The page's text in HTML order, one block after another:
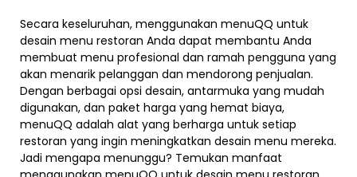
Secara keseluruhan, menggunakan menuQQ untuk
desain menu restoran Anda dapat membantu Anda
membuat menu profesional dan ramah pengguna yang
akan menarik pelanggan dan mendorong penjualan.
Dengan berbagai opsi desain, antarmuka yang mudah
digunakan, dan paket harga yang hemat biaya,
menuQQ adalah alat yang berharga untuk setiap
restoran yang ingin meningkatkan desain menu mereka.
Jadi mengapa menunggu? Temukan manfaat